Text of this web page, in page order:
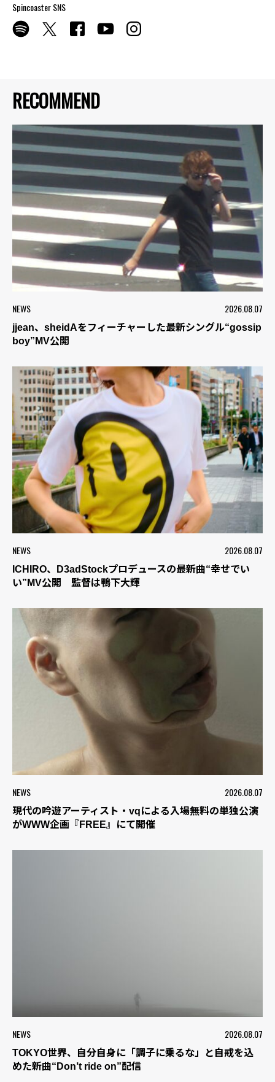
RECOMMEND
NEWS 2026.08.07
jjean、sheidAをフィーチャーした最新シングル“gossip
boy”MV公開
NEWS 2026.08.07
ICHIRO、D3adStockプロデュースの最新曲“幸せでい
い”MV公開 監督は鴨下大輝
NEWS 2026.08.07
現代の吟遊アーティスト・vqによる入場無料の単独公演
がWWW企画『FREE』にて開催
NEWS 2026.08.07
TOKYO世界、自分自身に「調子に乗るな」と自戒を込
めた新曲“Don’t ride on”配信
Spincoaster SNS